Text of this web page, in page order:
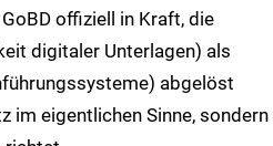
offiziell in Kraft, die
digitaler Unterlagen) als
abgelöst
im eigentlichen Sinne, sondern